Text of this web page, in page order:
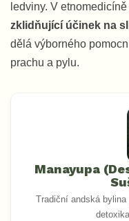
ledviny. V
zklidňující účinek na
dělá výborného
prachu a pylu.
Manayupa
Tradiční andská